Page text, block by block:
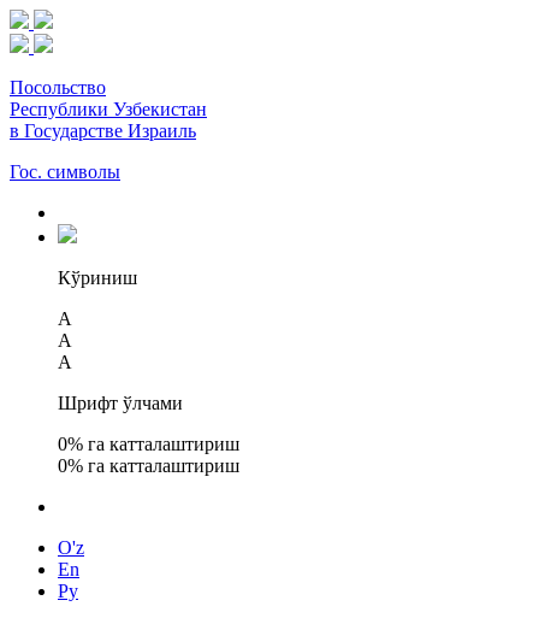
Посольство
Республики Узбекистан
в Государстве Израиль
Гос. символы
Кўриниш
A
A
A
Шрифт ўлчами
0% га катталаштириш
0% га катталаштириш
O'z
En
Ру